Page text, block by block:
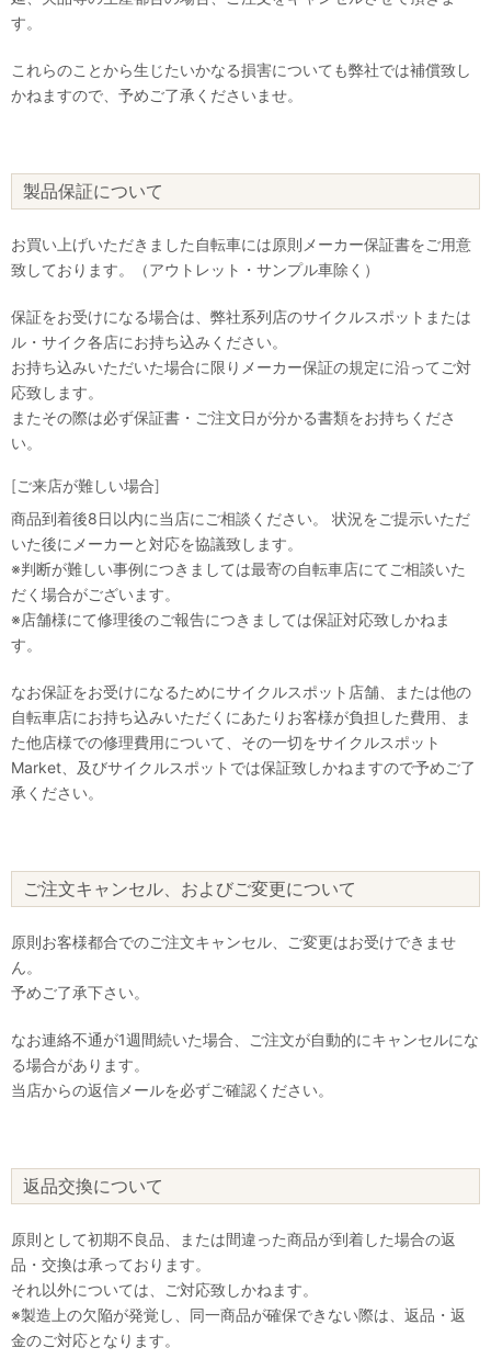
す。
これらのことから生じたいかなる損害についても弊社では補償致し
かねますので、予めご了承くださいませ。
製品保証について
お買い上げいただきました自転車には原則メーカー保証書をご用意
致しております。（アウトレット・サンプル車除く）
保証をお受けになる場合は、弊社系列店のサイクルスポットまたは
ル・サイク各店にお持ち込みください。
お持ち込みいただいた場合に限りメーカー保証の規定に沿ってご対
応致します。
またその際は必ず保証書・ご注文日が分かる書類をお持ちくださ
い。
[ご来店が難しい場合]
商品到着後8日以内に当店にご相談ください。 状況をご提示いただ
いた後にメーカーと対応を協議致します。
※判断が難しい事例につきましては最寄の自転車店にてご相談いた
だく場合がございます。
※店舗様にて修理後のご報告につきましては保証対応致しかねま
す。
なお保証をお受けになるためにサイクルスポット店舗、または他の
自転車店にお持ち込みいただくにあたりお客様が負担した費用、ま
た他店様での修理費用について、その一切をサイクルスポット
Market、及びサイクルスポットでは保証致しかねますので予めご了
承ください。
ご注文キャンセル、およびご変更について
原則お客様都合でのご注文キャンセル、ご変更はお受けできませ
ん。
予めご了承下さい。
なお連絡不通が1週間続いた場合、ご注文が自動的にキャンセルにな
る場合があります。
当店からの返信メールを必ずご確認ください。
返品交換について
原則として初期不良品、または間違った商品が到着した場合の返
品・交換は承っております。
それ以外については、ご対応致しかねます。
※製造上の欠陥が発覚し、同一商品が確保できない際は、返品・返
金のご対応となります。